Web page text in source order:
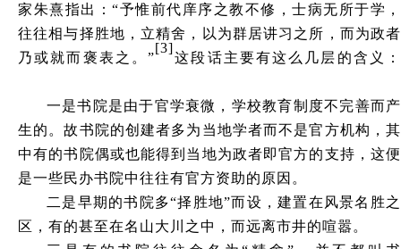
家朱熹指出：“予惟前代庠序之教不修，士病无所于学，
往往相与择胜地，立精舍，以为群居讲习之所，而为政者
乃或就而褒表之。”
[3]
这段话主要有这么几层的含义：
一是书院是由于官学衰微，学校教育制度不完善而产
生的。故书院的创建者多为当地学者而不是官方机构，其
中有的书院偶或也能得到当地为政者即官方的支持，这便
是一些民办书院中往往有官方资助的原因。
二是早期的书院多“择胜地”而设，建置在风景名胜之
区，有的甚至在名山大川之中，而远离市井的喧嚣。